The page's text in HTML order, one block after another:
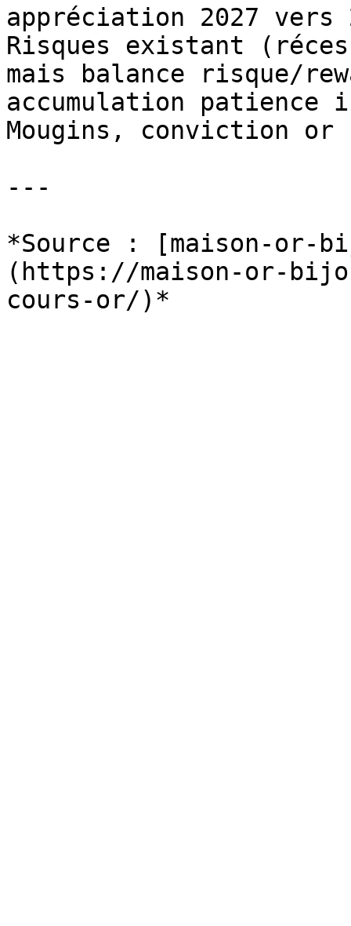
appréciation 2027 vers
Risques existant
mais balance risque/
accumulation patience
Mougins, conviction
---
*Source : [maison-or-
(https://maison-or-